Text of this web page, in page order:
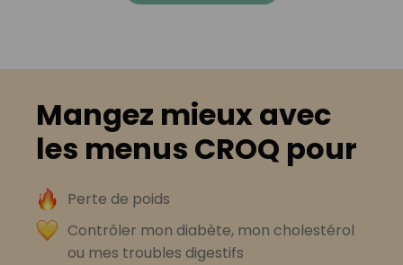
Mangez mieux avec
les menus CROQ pour
Perte de poids
Contrôler mon diabète, mon cholestérol
ou mes troubles digestifs